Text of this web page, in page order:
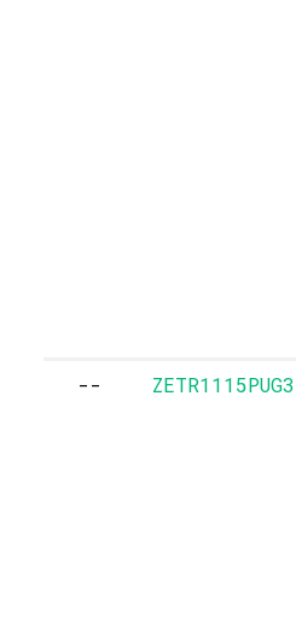
-- ZETR1115PUG3